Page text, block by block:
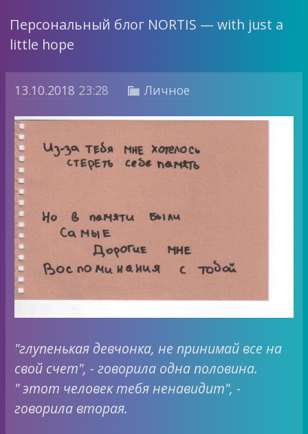
Персональный блог NORTIS — with just a
little hope
13.10.2018 23:28  Личное
"глупенькая девчонка, не принимай все на
свой счет", - говорила одна половина.
" этот человек тебя ненавидит", -
говорила вторая.